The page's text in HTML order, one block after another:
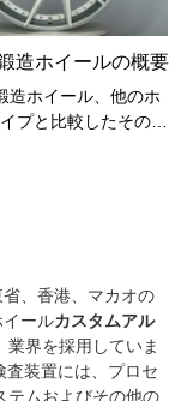
、香港、マカオの
ールカスタムアル
業界を採用していま
装置には、プロセ
テムおよびその他の
、どちらがニーズに
かを十分な情報に基
できるようにしま
イールと通常のホイ
を学び、車のホイー
造ホイールの概要
造ホイール、他のホ
プと比較したその利